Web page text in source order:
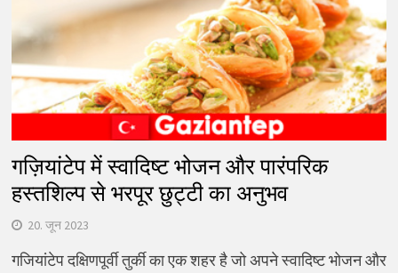
गज़ियांटेप में स्वादिष्ट भोजन और पारंपरिक
हस्तशिल्प से भरपूर छुट्टी का अनुभव
20. जून 2023
गजियांटेप दक्षिणपूर्वी तुर्की का एक शहर है जो अपने स्वादिष्ट भोजन और